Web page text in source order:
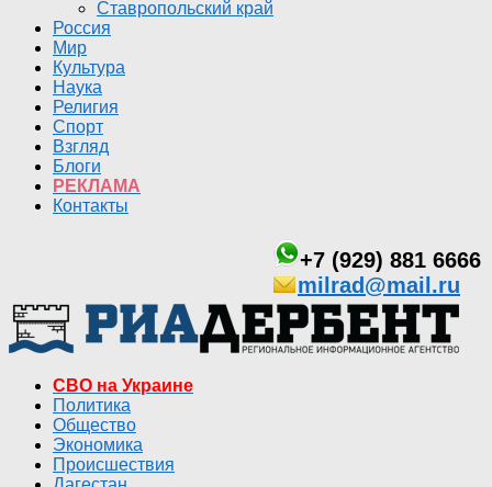
Ставропольский край
Россия
Мир
Культура
Наука
Религия
Спорт
Взгляд
Блоги
РЕКЛАМА
Контакты
+7 (929) 881 6666
milrad@mail.ru
СВО на Украине
Политика
Общество
Экономика
Происшествия